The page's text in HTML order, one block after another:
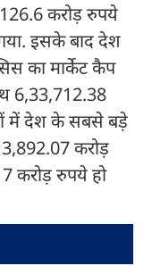
करोड़ रुपये
इसके बाद देश
का मार्केट कैप
6,33,712.38
में देश के सबसे बड़े
करोड़
करोड़ रुपये हो